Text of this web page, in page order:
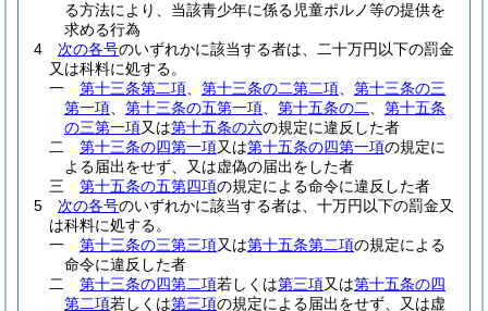
る方法により、当該青少年に係る児童ポルノ等の提供を
求める行為
4
次の各号のいずれかに該当する者は、二十万円以下の罰金
又は科料に処する。
一
第十三条第二項 第十三条の二第二項
第十三条の三
第一項
第十三条の五第一項 第十五条の二
第十五条
の三第一項又は第十五条の六の規定に違反した者
二
第十三条の四第一項又は第十五条の四第一項の規定に
よる届出をせず、又は虚偽の届出をした者
三
第十五条の五第四項の規定による命令に違反した者
5
次の各号のいずれかに該当する者は、十万円以下の罰金又
は科料に処する。
一
第十三条の三第三項又は第十五条第二項の規定による
命令に違反した者
二
第十三条の四第二項若しくは第三項又は第十五条の四
第二項若しくは第三項の規定による届出をせず、又は虚